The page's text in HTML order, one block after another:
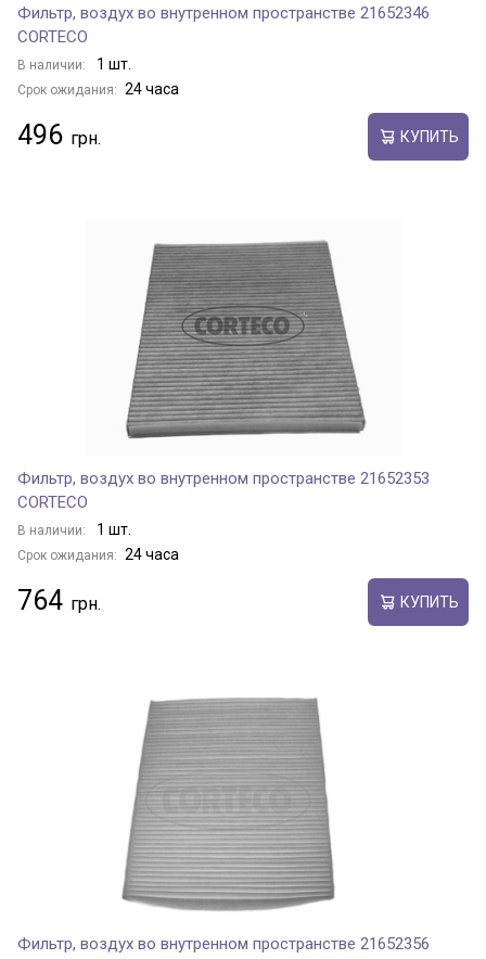
Фильтр, воздух во внутренном пространстве 21652346
CORTECO
В наличии: 1 шт.
Срок ожидания: 24 часа
496 КУПИТЬ
Фильтр, воздух во внутренном пространстве 21652353
CORTECO
В наличии: 1 шт.
Срок ожидания: 24 часа
764 КУПИТЬ
Фильтр, воздух во внутренном пространстве 21652356